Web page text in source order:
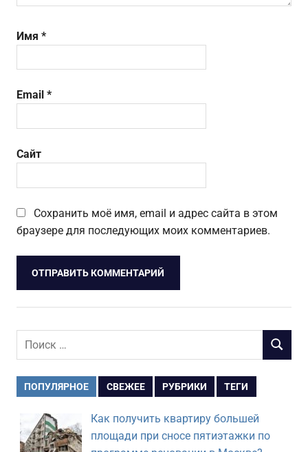
Имя *
Email *
Сайт
Сохранить моё имя, email и адрес сайта в этом
браузере для последующих моих комментариев.
Поиск
ПОИСК
ПОПУЛЯРНОЕ СВЕЖЕЕ РУБРИКИ ТЕГИ
Как получить квартиру большей
площади при сносе пятиэтажки по